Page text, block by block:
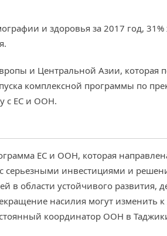
и здоровья за 2017 год,
и Центральной Азии,
комплексной программы по
с ЕС и ООН.
ЕС и ООН, которая
инвестициями и
в области устойчивого развития,
насилия могут
координатор ООН в